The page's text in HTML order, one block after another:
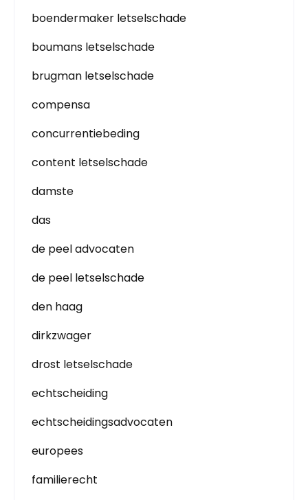
boendermaker letselschade
boumans letselschade
brugman letselschade
compensa
concurrentiebeding
content letselschade
damste
das
de peel advocaten
de peel letselschade
den haag
dirkzwager
drost letselschade
echtscheiding
echtscheidingsadvocaten
europees
familierecht